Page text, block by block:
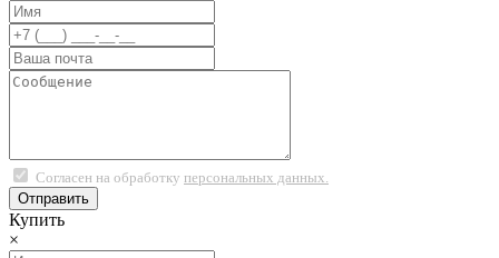
Согласен на обработку персональных данных.
Купить
×